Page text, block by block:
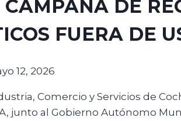
DE
FUERA DE
12, 2026
Comercio y Servicios de
junto al Gobierno Autónomo